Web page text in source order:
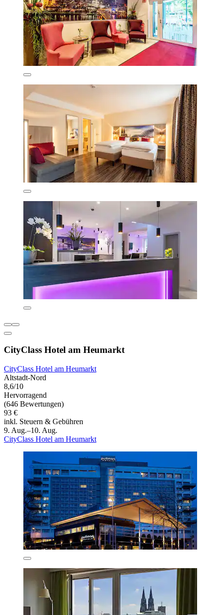
CityClass Hotel am Heumarkt
CityClass Hotel am Heumarkt
Altstadt-Nord
8,6/10
Hervorragend
(646 Bewertungen)
93 €
inkl. Steuern & Gebühren
9. Aug.–10. Aug.
CityClass Hotel am Heumarkt